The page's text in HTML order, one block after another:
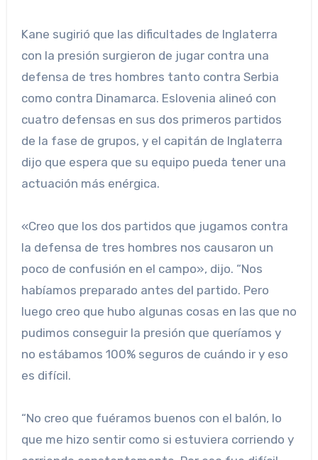
Kane sugirió que las dificultades de Inglaterra
con la presión surgieron de jugar contra una
defensa de tres hombres tanto contra Serbia
como contra Dinamarca. Eslovenia alineó con
cuatro defensas en sus dos primeros partidos
de la fase de grupos, y el capitán de Inglaterra
dijo que espera que su equipo pueda tener una
actuación más enérgica.
«Creo que los dos partidos que jugamos contra
la defensa de tres hombres nos causaron un
poco de confusión en el campo», dijo. “Nos
habíamos preparado antes del partido. Pero
luego creo que hubo algunas cosas en las que no
pudimos conseguir la presión que queríamos y
no estábamos 100% seguros de cuándo ir y eso
es difícil.
“No creo que fuéramos buenos con el balón, lo
que me hizo sentir como si estuviera corriendo y